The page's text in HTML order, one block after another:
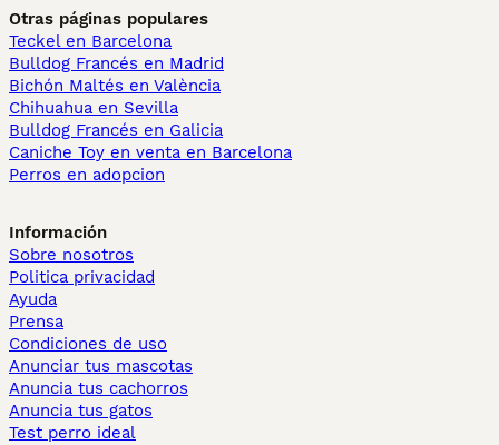
Otras páginas populares
Teckel en Barcelona
Bulldog Francés en Madrid
Bichón Maltés en València
Chihuahua en Sevilla
Bulldog Francés en Galicia
Caniche Toy en venta en Barcelona
Perros en adopcion
Información
Sobre nosotros
Politica privacidad
Ayuda
Prensa
Condiciones de uso
Anunciar tus mascotas
Anuncia tus cachorros
Anuncia tus gatos
Test perro ideal